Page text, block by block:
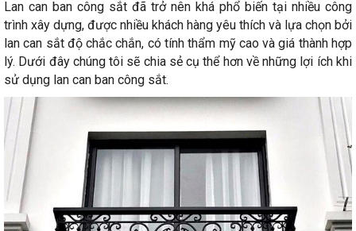
Lan can ban công sắt đã trở nên khá phổ biến tại nhiều công
trình xây dựng, được nhiều khách hàng yêu thích và lựa chọn bởi
lan can sắt độ chắc chắn, có tính thẩm mỹ cao và giá thành hợp
lý. Dưới đây chúng tôi sẽ chia sẻ cụ thể hơn về những lợi ích khi
sử dụng lan can ban công sắt.